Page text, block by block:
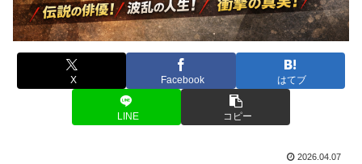
X Facebook はてブ
LINE コピー
2026.04.07